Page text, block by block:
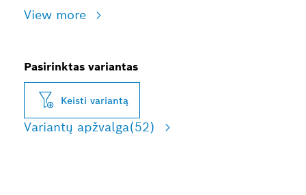
View more
Pasirinktas variantas
Keisti variantą
Variantų apžvalga(52)